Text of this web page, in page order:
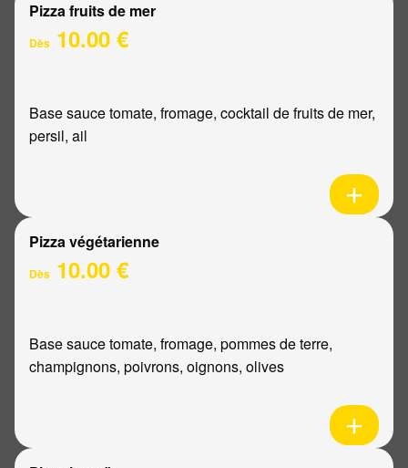
Pizza fruits de mer
Dès 10.00 €
Base sauce tomate, fromage, cocktail de fruits de mer,
persil, ail
Pizza végétarienne
Dès 10.00 €
Base sauce tomate, fromage, pommes de terre,
champignons, poivrons, oignons, olives